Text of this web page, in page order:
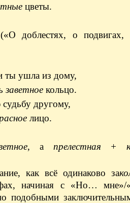
цветы.
доблестях, о
ты ушла из дому,
заветноекольцо.
другому,
лицо.
, а прелестная +
как всё одинаково за
начиная с «Но…
подобными